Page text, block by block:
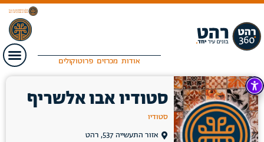
אודות מכרזים פרוטוקולים
סטודיו אבו אלשריף
סטודיו
אזור התעשייה 537, רהט